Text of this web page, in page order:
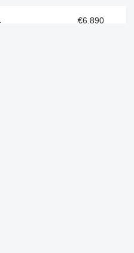
€6,890